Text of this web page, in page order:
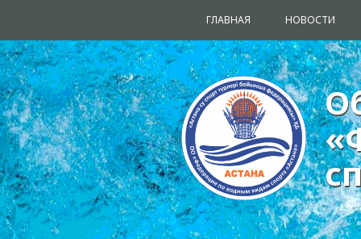
ГЛАВНАЯ НОВОСТИ